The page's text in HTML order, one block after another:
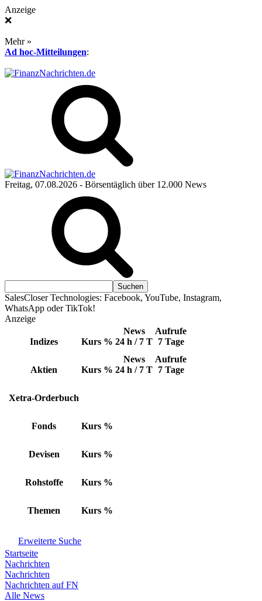
Anzeige
❌
Mehr »
Ad hoc-Mitteilungen:
Freitag, 07.08.2026 - Börsentäglich über 12.000 News
SalesCloser Technologies: Facebook, YouTube, Instagram,
WhatsApp oder TikTok!
Anzeige
Indizes Kurs %
News
24 h / 7 T
Aufrufe
7 Tage
Aktien Kurs %
News
24 h / 7 T
Aufrufe
7 Tage
Xetra-Orderbuch
Fonds Kurs %
Devisen Kurs %
Rohstoffe Kurs %
Themen Kurs %
Erweiterte Suche
Startseite
Nachrichten
Nachrichten
Nachrichten auf FN
Alle News